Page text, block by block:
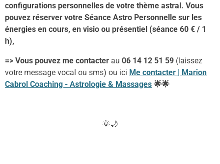
configurations personnelles de votre thème astral. Vous
pouvez réserver votre Séance Astro Personnelle sur les
énergies en cours, en visio ou présentiel (séance 60 € / 1
h),
=> Vous pouvez me contacter au 06 14 12 51 59 (laissez
votre message vocal ou sms) ou ici Me contacter | Marion
Cabrol Coaching - Astrologie & Massages 🌟🌟
🌞🌙